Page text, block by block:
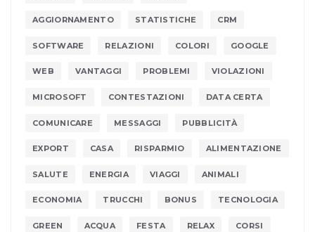
AGGIORNAMENTO STATISTICHE CRM
SOFTWARE RELAZIONI COLORI GOOGLE
WEB VANTAGGI PROBLEMI VIOLAZIONI
MICROSOFT CONTESTAZIONI DATA CERTA
COMUNICARE MESSAGGI PUBBLICITÀ
EXPORT CASA RISPARMIO ALIMENTAZIONE
SALUTE ENERGIA VIAGGI ANIMALI
ECONOMIA TRUCCHI BONUS TECNOLOGIA
GREEN ACQUA FESTA RELAX CORSI